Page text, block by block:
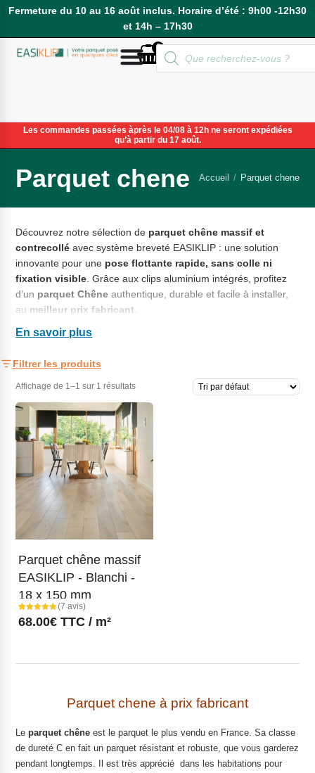
Fermeture du 10 au 16 août inclus. Horaire d’été : 9h00 -12h30
et 14h – 17h30
Compte
0
Les commandes passées àprès le 04/08 à 12h ne seront expédiées
qu’à partir du 17 août.
Parquet chene Accueil / Parquet chene
Découvrez notre sélection de parquet chêne massif et
contrecollé avec système breveté EASIKLIP : une solution
innovante pour une pose flottante rapide, sans colle ni
fixation visible . Grâce aux clips aluminium intégrés, profitez
d’un parquet Chêne authentique, durable et facile à installer,
au meilleur prix fabricant
En savoir plus
Filtrer les produits
Affichage de 1–1 sur 1 résultats
Parquet chêne massif
EASIKLIP - Blanchi -
18 x 150 mm
Noté
4.71
7
(7 avis)
68.00€ TTC / m²
Parquet chene à prix fabricant
Leparquetchêne est le parquet le plus vendu en France. Sa classe
de dureté C en fait un parquet résistant et robuste, que vous garderez
pendant longtemps. Il est très apprécié dans les habitations pour